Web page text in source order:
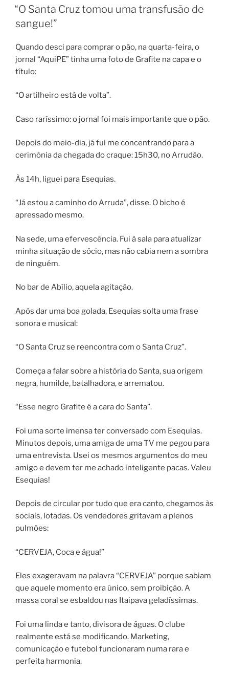
EM
“O Santa Cruz tomou uma transfusão de
sangue!”
Quando desci para comprar o pão, na quarta-feira, o
jornal “AquiPE” tinha uma foto de Grafite na capa e o
título:
“O artilheiro está de volta”.
Caso raríssimo: o jornal foi mais importante que o pão.
Depois do meio-dia, já fui me concentrando para a
cerimônia da chegada do craque: 15h30, no Arrudão.
Às 14h, liguei para Esequias.
“Já estou a caminho do Arruda”, disse. O bicho é
apressado mesmo.
Na sede, uma efervescência. Fui à sala para atualizar
minha situação de sócio, mas não cabia nem a sombra
de ninguém.
No bar de Abílio, aquela agitação.
Após dar uma boa golada, Esequias solta uma frase
sonora e musical:
“O Santa Cruz se reencontra com o Santa Cruz”.
Começa a falar sobre a história do Santa, sua origem
negra, humilde, batalhadora, e arrematou.
“Esse negro Grafite é a cara do Santa”.
Foi uma sorte imensa ter conversado com Esequias.
Minutos depois, uma amiga de uma TV me pegou para
uma entrevista. Usei os mesmos argumentos do meu
amigo e devem ter me achado inteligente pacas. Valeu
Esequias!
Depois de circular por tudo que era canto, chegamos às
sociais, lotadas. Os vendedores gritavam a plenos
pulmões:
“CERVEJA, Coca e água!”
Eles exageravam na palavra “CERVEJA” porque sabiam
que aquele momento era único, sem proibição. A
massa coral se esbaldou nas Itaipava geladíssimas.
Foi uma linda e tanto, divisora de águas. O clube
realmente está se modificando. Marketing,
comunicação e futebol funcionaram numa rara e
perfeita harmonia.